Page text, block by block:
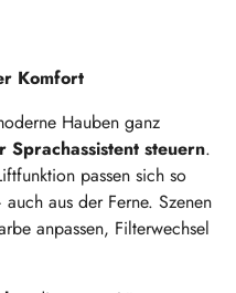
Komfort
Hauben ganz
Sprachassistent steuern.
passen sich so
aus der Ferne. Szenen
anpassen, Filterwechsel